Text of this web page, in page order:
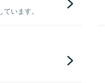
います。